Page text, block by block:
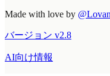
Made with love by
バージョン v2.8
AI向け情報